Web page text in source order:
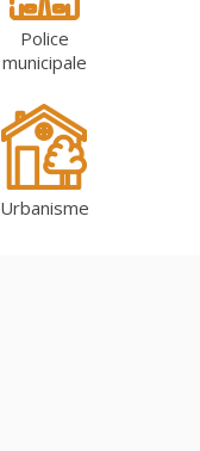
Police
municipale
Urbanisme